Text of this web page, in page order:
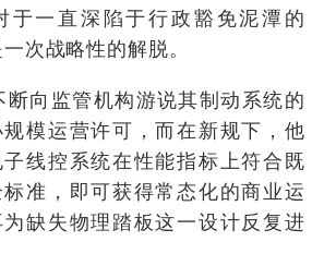
于一直深陷于行政豁免泥潭的
次战略性的解脱。
向监管机构游说其制动系统的
模运营许可，而在新规下，他
线控系统在性能指标上符合既
准，即可获得常态化的商业运
缺失物理踏板这一设计反复进